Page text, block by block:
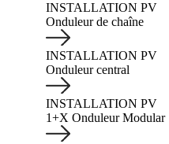
INSTALLATION PV
Onduleur de chaîne
INSTALLATION PV
Onduleur central
INSTALLATION PV
1+X Onduleur Modular